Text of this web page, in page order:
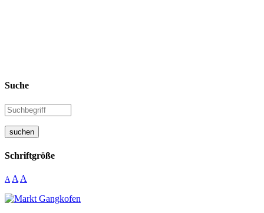
Suche
suchen
Schriftgröße
A A A